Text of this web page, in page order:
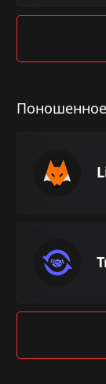
Поношенное